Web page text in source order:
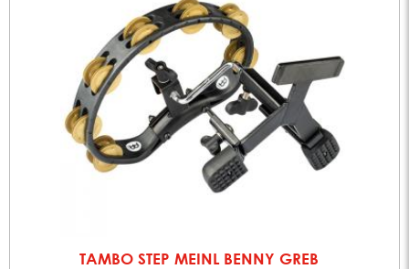
TAMBO STEP MEINL BENNY GREB